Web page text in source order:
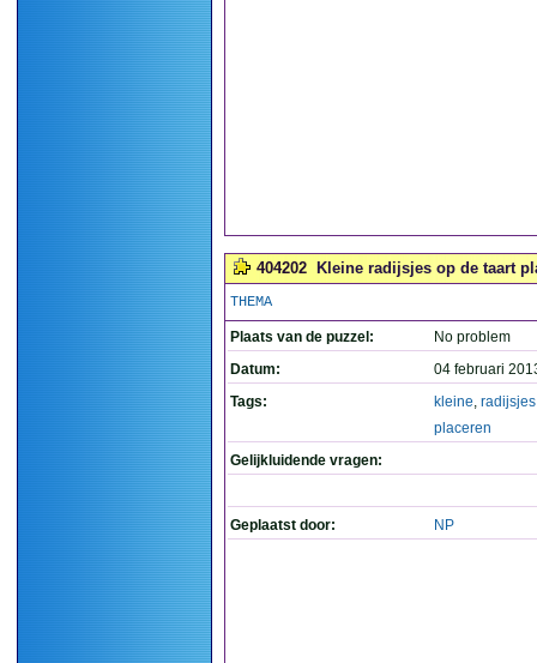
404202 Kleine radijsjes op de taart
THEMA
Plaats van de puzzel:
No problem
Datum:
04 februari
Tags:
kleine, radijsjes
placeren
Gelijkluidende vragen:
Geplaatst door: NP